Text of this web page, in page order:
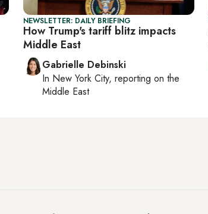
NEWSLETTER: DAILY BRIEFING
How Trump's tariff blitz impacts
Middle East
Gabrielle Debinski
In New York City, reporting on the
Middle East